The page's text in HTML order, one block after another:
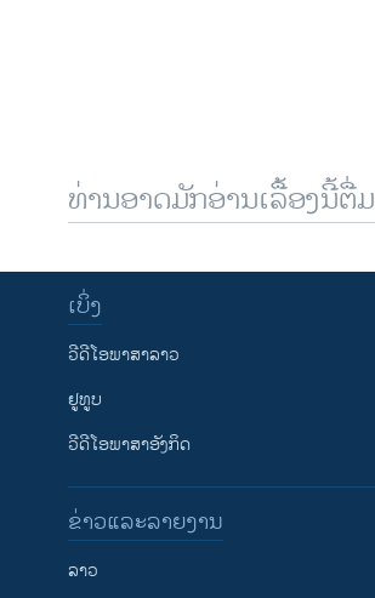
ທ່ານອາດມັກອ່ານເລື້ອງນີ້ຕື່ມ
ເບິ່ງ
ວີດີໂອພາສາລາວ
ຢູທູບ
ວີດີໂອພາສາອັງກິດ
ຂ່າວແລະລາຍງານ
ລາວ